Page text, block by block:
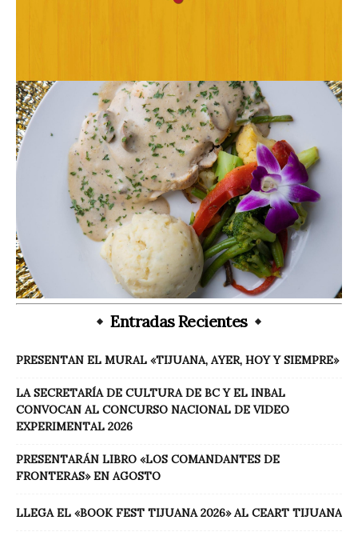
Entradas Recientes
PRESENTAN EL MURAL «TIJUANA, AYER, HOY Y SIEMPRE»
LA SECRETARÍA DE CULTURA DE BC Y EL INBAL
CONVOCAN AL CONCURSO NACIONAL DE VIDEO
EXPERIMENTAL 2026
PRESENTARÁN LIBRO «LOS COMANDANTES DE
FRONTERAS» EN AGOSTO
LLEGA EL «BOOK FEST TIJUANA 2026» AL CEART TIJUANA